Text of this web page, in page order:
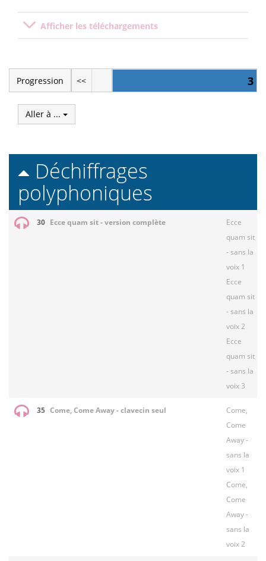
Afficher les téléchargements
Progression << 3
Aller à ...
Déchiffrages
polyphoniques
30 Ecce quam sit - version complète
Ecce
quam sit
- sans la
voix 1
Ecce
quam sit
- sans la
voix 2
Ecce
quam sit
- sans la
voix 3
35 Come, Come Away - clavecin seul
Come,
Come
Away -
sans la
voix 1
Come,
Come
Away -
sans la
voix 2